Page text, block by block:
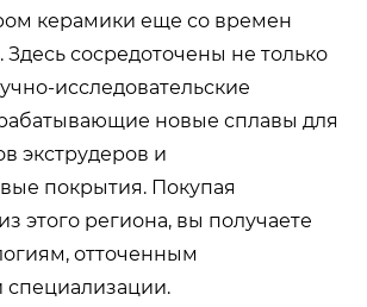
керамики еще со времен
сосредоточены не только
исследовательские
новые сплавы для
экструдеров и
покрытия. Покупая
этого региона, вы получаете
отточенным
специализации.